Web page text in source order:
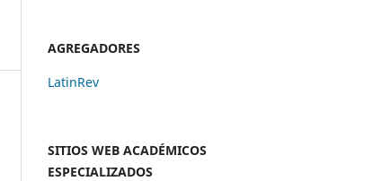
AGREGADORES
LatinRev
SITIOS WEB ACADÉMICOS
ESPECIALIZADOS